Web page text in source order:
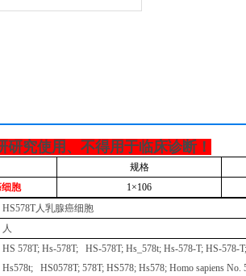
研究使用、不得用于临床诊断！
规格
胞 1×106
HS578T人乳腺癌细胞
人
HS 578T; Hs-578T; HS-578T; Hs_578t; Hs-578-T; HS-578-
Hs578t; HS0578T; 578T; HS578; Hs578; Homo sapiens No.